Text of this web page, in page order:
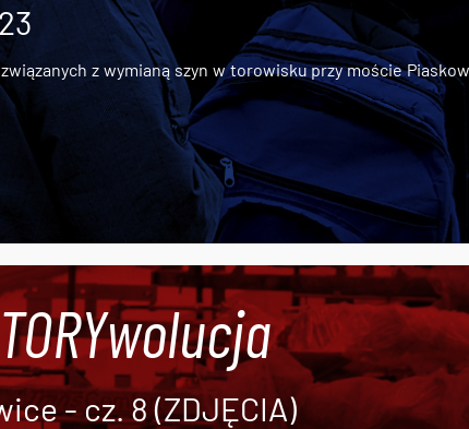
z wymianą szyn w torowisku przy moście
- cz. 8 (ZDJĘCIA)